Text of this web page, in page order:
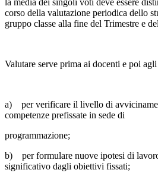
la media dei singoli voti deve essere
corso della valutazione periodica dello
gruppo classe alla fine del Trimestre e
Valutare serve prima ai docenti e poi
a) per verificare il livello di
competenze prefissate in sede di
programmazione;
b) per formulare nuove ipotesi di
significativo dagli obiettivi fissati;